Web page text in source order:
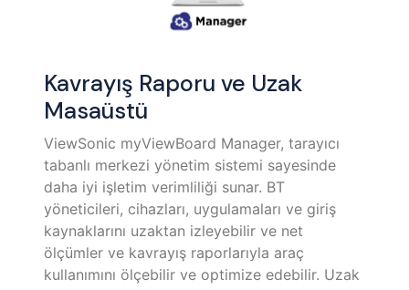
Kavrayış Raporu ve Uzak
Masaüstü
ViewSonic myViewBoard Manager, tarayıcı
tabanlı merkezi yönetim sistemi sayesinde
daha iyi işletim verimliliği sunar. BT
yöneticileri, cihazları, uygulamaları ve giriş
kaynaklarını uzaktan izleyebilir ve net
ölçümler ve kavrayış raporlarıyla araç
kullanımını ölçebilir ve optimize edebilir. Uzak